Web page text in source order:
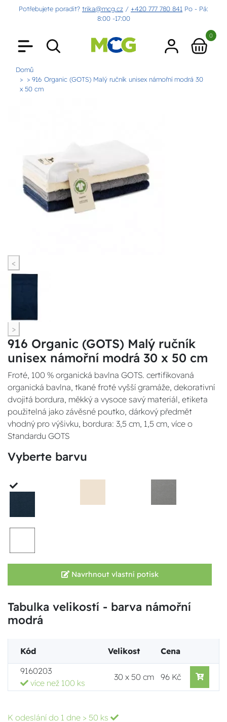
Potřebujete poradit? trika@mcg.cz / +420 777 780 841 Po - Pá:
8:00 -17:00
0
Domů
> 916 Organic (GOTS) Malý ručník unisex námořní modrá 30
x 50 cm
<
>
916 Organic (GOTS) Malý ručník
unisex námořní modrá 30 x 50 cm
Froté, 100 % organická bavlna GOTS. certifikovaná
organická bavlna, tkané froté vyšší gramáže, dekorativní
dvojitá bordura, měkký a vysoce savý materiál, etiketa
použitelná jako závěsné poutko, dárkový předmět
vhodný pro výšivku, bordura: 3,5 cm, 1,5 cm, více o
Standardu GOTS
Vyberte barvu
Navrhnout vlastní potisk
Tabulka velikostí - barva námořní
modrá
Kód Velikost
Cena
9160203
více než 100 ks
30 x 50 cm 96 Kč
K odeslání do 1 dne > 50 ks